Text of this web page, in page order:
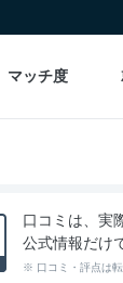
マッチ度
口コミは、実
公式情報だけ
※ 口コミ・評点は転